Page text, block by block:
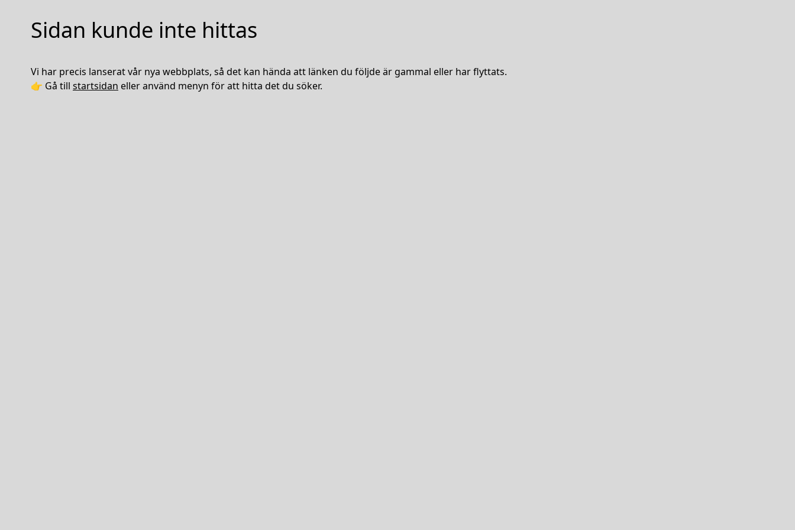
Sidan kunde inte hittas
Vi har precis lanserat vår nya webbplats, så det kan hända att länken du följde är gammal eller har flyttats.
👉 Gå till startsidan eller använd menyn för att hitta det du söker.